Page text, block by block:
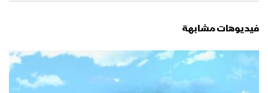
فيديوهات مشابهة